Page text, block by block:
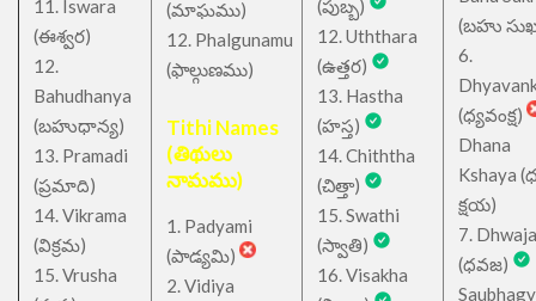
11. Iswara
(ఈశ్వర)
12.
Bahudhanya
(బహుధాన్య)
13. Pramadi
(ప్రమాది)
14. Vikrama
(విక్రమ)
15. Vrusha
(మాఘము)
12. Phalgunamu
(ఫాల్గుణము)
Tithi Names
(తిథులు
నామము)
1. Padyami
(పాడ్యమి)
2. Vidiya
(పుబ్బ)
12. Uththara
(ఉత్తర)
13. Hastha
(హస్త)
14. Chiththa
(చిత్తా)
15. Swathi
(స్వాతి)
16. Visakha
(బహు
6.
(ధ్యవంక్ష)
Dhana
Kshaya
క్షయ)
7. Dhwaja
(ధవజ)